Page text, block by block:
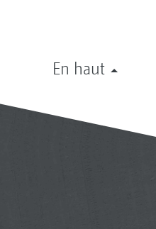
En haut